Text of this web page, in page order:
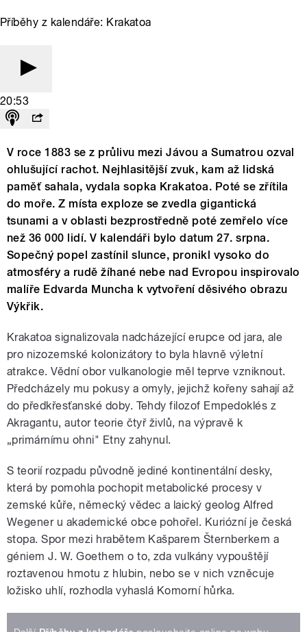
Příběhy z kalendáře: Krakatoa
20:53
V roce 1883 se z průlivu mezi Jávou a Sumatrou ozval
ohlušující rachot. Nejhlasitější zvuk, kam až lidská
paměť sahala, vydala sopka Krakatoa. Poté se zřítila
do moře. Z místa exploze se zvedla gigantická
tsunami a v oblasti bezprostředně poté zemřelo více
než 36 000 lidí. V kalendáři bylo datum 27. srpna.
Sopečný popel zastínil slunce, pronikl vysoko do
atmosféry a rudě žíhané nebe nad Evropou inspirovalo
malíře Edvarda Muncha k vytvoření děsivého obrazu
Výkřik.
Krakatoa signalizovala nadcházející erupce od jara, ale
pro nizozemské kolonizátory to byla hlavně výletní
atrakce. Vědní obor vulkanologie měl teprve vzniknout.
Předcházely mu pokusy a omyly, jejichž kořeny sahají až
do předkřesťanské doby. Tehdy filozof Empedoklés z
Akragantu, autor teorie čtyř živlů, na výpravě k
„primárnímu ohni" Etny zahynul.
S teorií rozpadu původně jediné kontinentální desky,
která by pomohla pochopit metabolické procesy v
zemské kůře, německý vědec a laický geolog Alfred
Wegener u akademické obce pohořel. Kuriózní je česká
stopa. Spor mezi hrabětem Kašparem Šternberkem a
géniem J. W. Goethem o to, zda vulkány vypouštějí
roztavenou hmotu z hlubin, nebo se v nich vzněcuje
ložisko uhlí, rozhodla vyhaslá Komorní hůrka.